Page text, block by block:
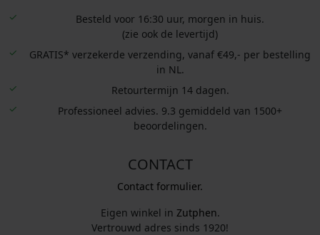
Besteld voor 16:30 uur, morgen in huis.
(zie ook de levertijd)
GRATIS* verzekerde verzending, vanaf €49,- per bestelling
in NL.
Retourtermijn 14 dagen.
Professioneel advies. 9.3 gemiddeld van 1500+
beoordelingen.
CONTACT
Contact formulier.
Eigen winkel in Zutphen.
Vertrouwd adres sinds 1920!